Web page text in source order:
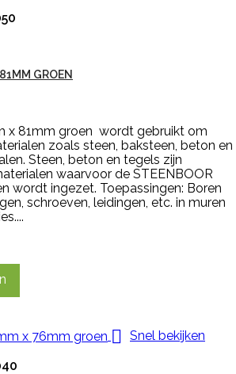
GROEN
x 81mm groen wordt gebruikt om
zoals steen, baksteen, beton en
Steen, beton en tegels zijn
waarvoor de STEENBOOR
wordt ingezet. Toepassingen: Boren
schroeven, leidingen, etc. in muren
 Snel bekijken